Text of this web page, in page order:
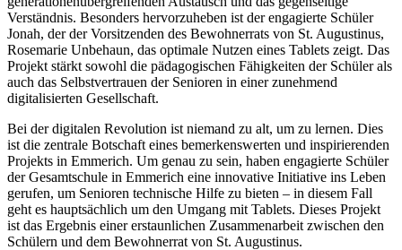
Bei der digitalen Revolution ist niemand zu alt, um zu lernen. Dies
ist die zentrale Botschaft eines bemerkenswerten und inspirierenden
Projekts in Emmerich. Um genau zu sein, haben engagierte Schüler
der Gesamtschule in Emmerich eine innovative Initiative ins Leben
gerufen, um Senioren technische Hilfe zu bieten – in diesem Fall
geht es hauptsächlich um den Umgang mit Tablets. Dieses Projekt
ist das Ergebnis einer erstaunlichen Zusammenarbeit zwischen den
Schülern und dem Bewohnerrat von St. Augustinus.